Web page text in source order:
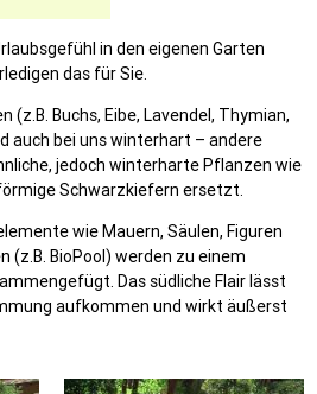
in den eigenen Garten
das für Sie.
(z.B. Buchs, Eibe, Lavendel, Thymian,
auch bei uns winterhart – andere
jedoch winterharte Pflanzen wie
Schwarzkiefern ersetzt.
wie Mauern, Säulen, Figuren
(z.B. BioPool) werden zu einem
Das südliche Flair lässt
aufkommen und wirkt äußerst